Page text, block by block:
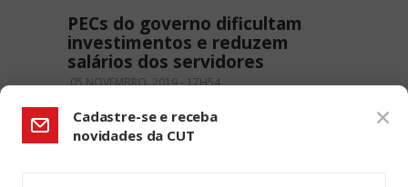
PECs do governo dificultam
investimentos e reduzem
salários dos servidores
05 NOVEMBRO, 2019 - 17H54
Cadastre-se e receba
novidades da CUT